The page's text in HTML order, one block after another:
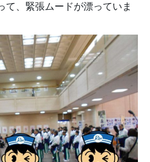
て、緊張ムードが漂っていま